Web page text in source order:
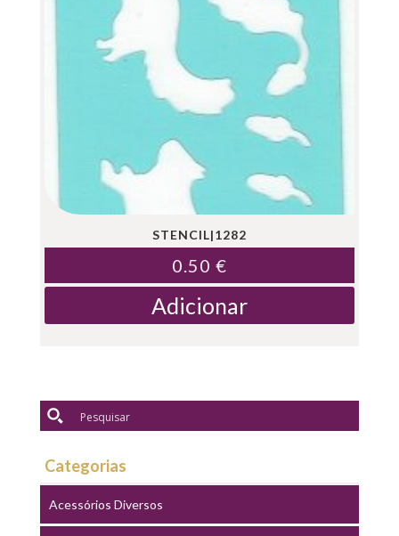
STENCIL|1282
0.50 €
Adicionar
Categorias
Acessórios Diversos